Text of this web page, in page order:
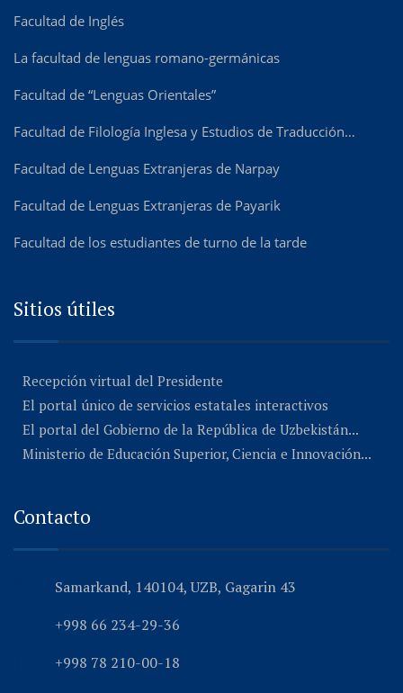
Facultad de Inglés
La facultad de lenguas romano-germánicas
Facultad de “Lenguas Orientales”
Facultad de Filología Inglesa y Estudios de Traducción…
Facultad de Lenguas Extranjeras de Narpay
Facultad de Lenguas Extranjeras de Payarik
Facultad de los estudiantes de turno de la tarde
Sitios útiles
Recepción virtual del Presidente
El portal único de servicios estatales interactivos
El portal del Gobierno de la República de Uzbekistán...
Ministerio de Educación Superior, Ciencia e Innovación...
Contacto
Samarkand, 140104, UZB, Gagarin 43
+998 66 234-29-36
+998 78 210-00-18